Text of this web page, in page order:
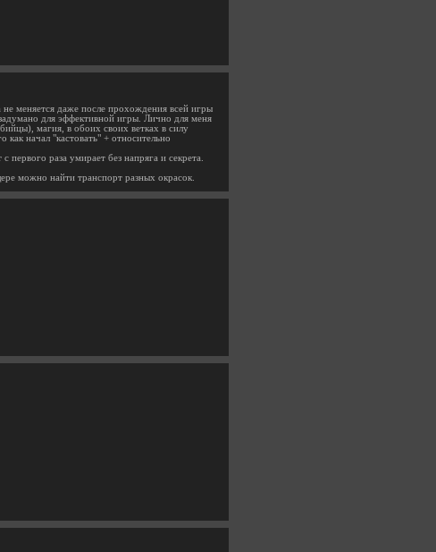
меняется даже после прохождения всей игры
для эффективной игры. Лично для меня
магия, в обоих своих ветках в силу
как начал "кастовать" + относительно
раза умирает без напряга и секрета.
можно найти транспорт разных окрасок.